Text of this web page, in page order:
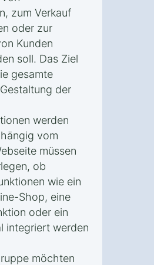
zum Verkauf
oder zur
Kunden
soll. Das Ziel
gesamte
der
werden
vom
müssen
ob
wie ein
Shop, eine
oder ein
integriert werden
möchten